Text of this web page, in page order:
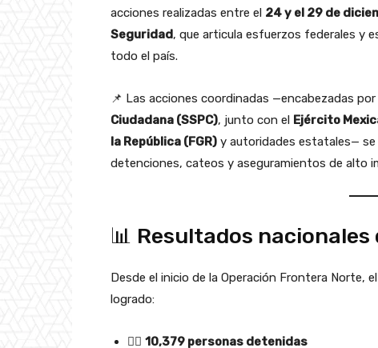
acciones realizadas entre el 24 y el 29 de
Seguridad, que articula esfuerzos federales y
todo el país.
📌 Las acciones coordinadas —encabezadas por
Ciudadana (SSPC), junto con el Ejército
la República (FGR) y autoridades estatales— se
detenciones, cateos y aseguramientos de alto
📊 Resultados
Desde el inicio de la Operación Frontera Norte, el
logrado:
👮‍♂️ 10,379 personas detenidas